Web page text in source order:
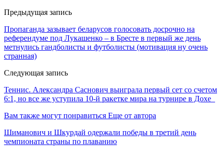
Предыдущая запись
Пропаганда зазывает беларусов голосовать досрочно на
референдуме под Лукашенко – в Бресте в первый же день
метнулись гандболисты и футболисты (мотивация ну очень
странная)
Следующая запись
Теннис. Александра Саснович выиграла первый сет со счетом
6:1, но все же уступила 10-й ракетке мира на турнире в Дохе
Вам также могут понравиться Еще от автора
Шиманович и Шкурдай одержали победы в третий день
чемпионата страны по плаванию